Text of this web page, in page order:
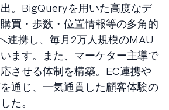
。BigQueryを用いた高度なデ
買・歩数・位置情報等の多角的
連携し、毎月2万人規模のMAU
ます。また、マーケター主導で
させる体制を構築。EC連携や
通じ、一気通貫した顧客体験の
た。